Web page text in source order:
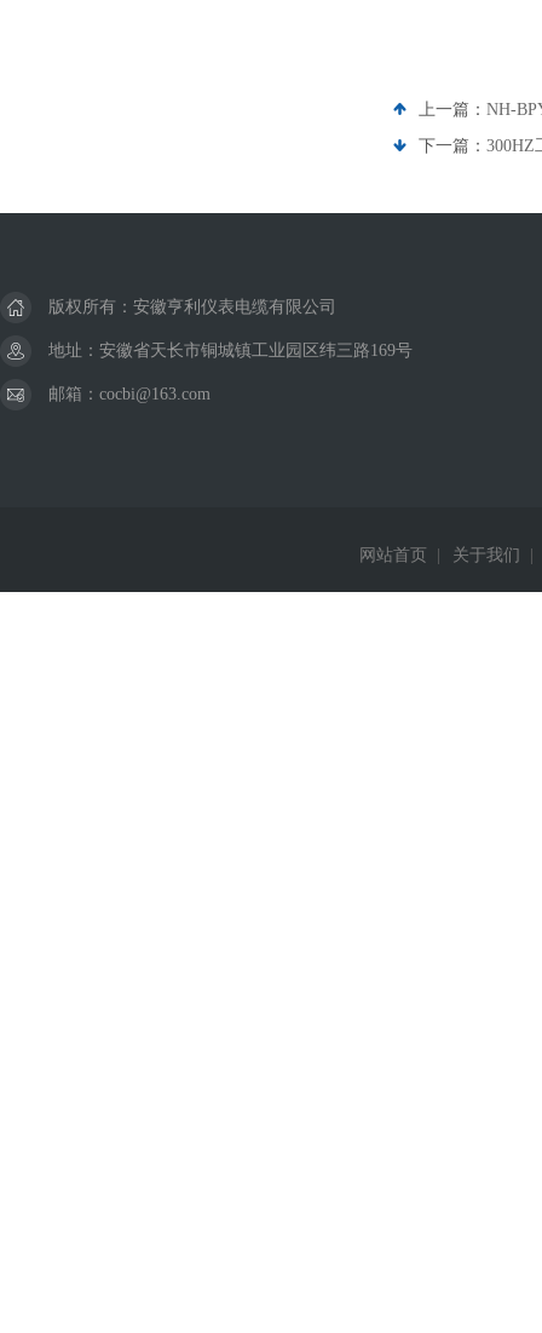
上一篇： NH-
下一篇： 300HZ
版权所有：安徽亨利仪表电缆有限公司
地址：安徽省天长市铜城镇工业园区纬三路169号
邮箱：cocbi@163.com
网站首页 关于我们